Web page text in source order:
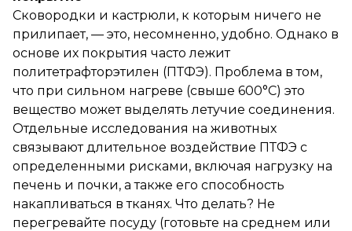
Сковородки и кастрюли, к которым ничего не
прилипает, — это, несомненно, удобно. Однако в
основе их покрытия часто лежит
политетрафторэтилен (ПТФЭ). Проблема в том,
что при сильном нагреве (свыше 600°C) это
вещество может выделять летучие соединения.
Отдельные исследования на животных
связывают длительное воздействие ПТФЭ с
определенными рисками, включая нагрузку на
печень и почки, а также его способность
накапливаться в тканях. Что делать? Не
перегревайте посуду (готовьте на среднем или